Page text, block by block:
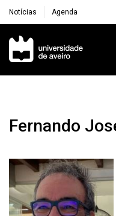
Notícias Agenda
Navegação
Fernando